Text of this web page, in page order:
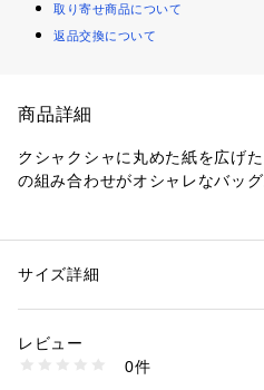
取り寄せ商品について
返品交換について
商品詳細
クシャクシャに丸めた紙を広げ
の組み合わせがオシャレなバッグ
ほうきに乗って空を飛び、良い
やわらかい革が体にフィットし
容量はしっかりとあります。
性別：レディース
素材：やぎ革
商品番号：
709-11237 （ショップ）
サイズ詳細
レビュー
0件